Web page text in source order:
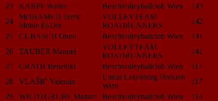
23
KARPF Walter Beachvolleyballclub Wien
143
24
MOHAMED Tarek
Mohie El-Din
VOLLEYTEAM
ROADRUNNERS
142
25
CUBASCH Onno Beachvolleyballclub Wien
141
26
TAUBER Manuel
VOLLEYTEAM
ROADRUNNERS
141
27
GRATH Benedikt Beachvolleyballclub Wien
117
28
VLAŠIĆ Valentin
Union Laxenburg Division
Wien
117
29
WILDTGRUBE Manuel Beachvolleyballclub Wien
114